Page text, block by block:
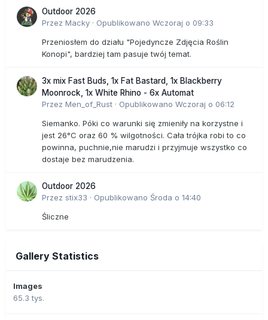
Outdoor 2026
Przez Macky · Opublikowano Wczoraj o 09:33
Przeniosłem do działu "Pojedyncze Zdjęcia Roślin
Konopi", bardziej tam pasuje twój temat.
3x mix Fast Buds, 1x Fat Bastard, 1x Blackberry
Moonrock, 1x White Rhino - 6x Automat
Przez Men_of_Rust · Opublikowano Wczoraj o 06:12
Siemanko. Póki co warunki się zmieniły na korzystne i
jest 26°C oraz 60 % wilgotności. Cała trójka robi to co
powinna, puchnie,nie marudzi i przyjmuje wszystko co
dostaje bez marudzenia.
Outdoor 2026
Przez stix33 · Opublikowano Środa o 14:40
Śliczne
Gallery Statistics
Images
65.3 tys.